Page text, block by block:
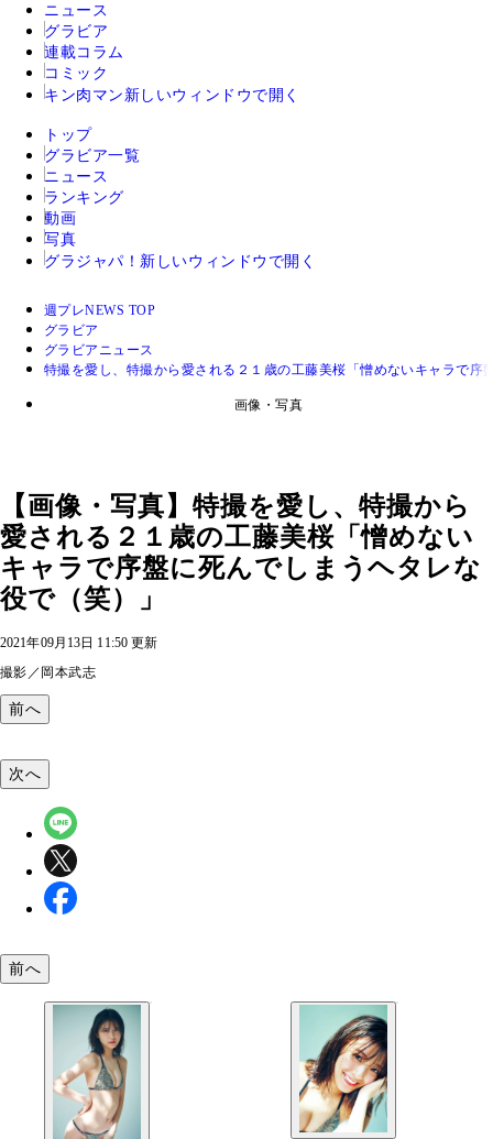
ニュース
グラビア
連載コラム
コミック
キン肉マン 新しいウィンドウで開く
トップ
グラビア一覧
ニュース
ランキング
動画
写真
グラジャパ！ 新しいウィンドウで開く
週プレNEWS TOP
グラビア
グラビアニュース
特撮を愛し、特撮から愛される２１歳の工藤美桜「憎めないキャラで序
画像・写真
【画像・写真】特撮を愛し、特撮から
愛される２１歳の工藤美桜「憎めない
キャラで序盤に死んでしまうヘタレな
役で（笑）」
2021年09月13日 11:50 更新
撮影／岡本武志
前へ
次へ
前へ